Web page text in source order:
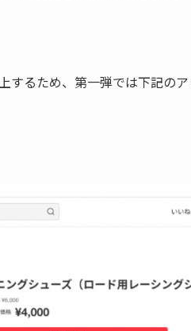
るため、第一弾では下記のア